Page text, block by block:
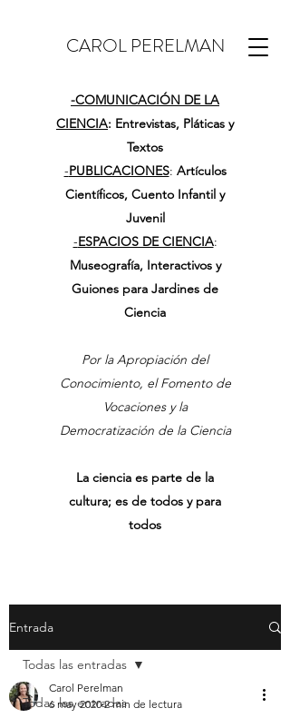
CAROL PERELMAN
-COMUNICACIÓN DE LA
CIENCIA: Entrevistas, Pláticas y
Textos
-PUBLICACIONES: Artículos
Científicos, Cuento Infantil y
Juvenil
-ESPACIOS DE CIENCIA:
Museografía, Interactivos y
Guiones para Jardines de
Ciencia
Por la Apropiación del
Conocimiento, el Fomento de
Vocaciones y la
Democratización de la Ciencia
La ciencia es parte de la
cultura; es de todos y para
todos
Entrada
Todas las entradas
Todas las entradas
Carol Perelman
6 may 2020 2 min de lectura